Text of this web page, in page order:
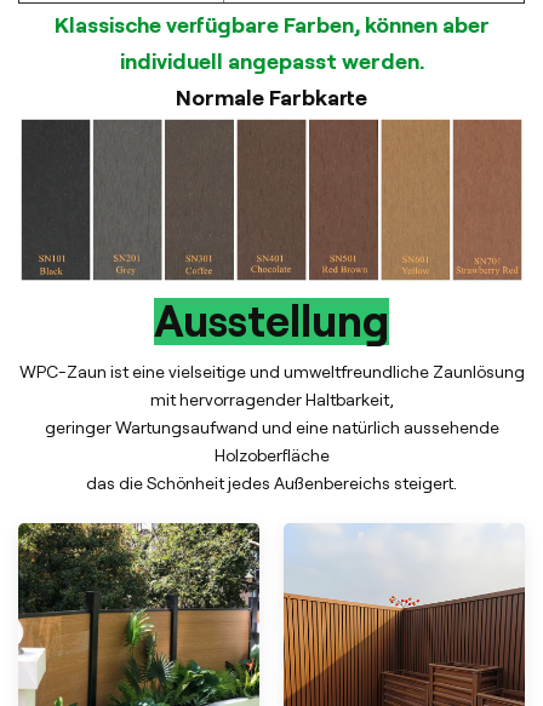
Klassische verfügbare Farben, können aber
individuell angepasst werden.
Normale Farbkarte
Ausstellung
WPC-Zaun ist eine vielseitige und umweltfreundliche Zaunlösung
mit hervorragender Haltbarkeit,
geringer Wartungsaufwand und eine natürlich aussehende
Holzoberfläche
das die Schönheit jedes Außenbereichs steigert.